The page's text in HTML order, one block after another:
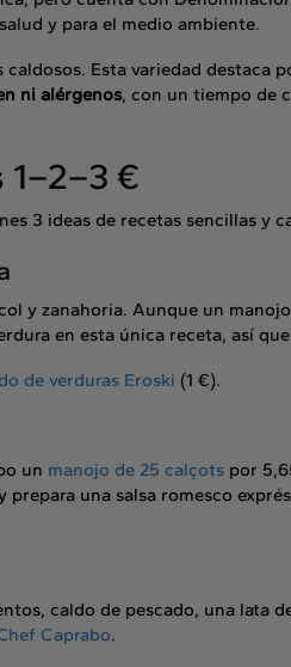
y para el medio ambiente.
caldosos. Esta variedad destaca
ni alérgenos, con un tiempo de
€
3 ideas de recetas sencillas y
y zanahoria. Aunque un
en esta única receta, así
de verduras Eroski (1 €).
un manojo de 25 calçots por
una salsa romesco
caldo de pescado, una lata
Caprabo.